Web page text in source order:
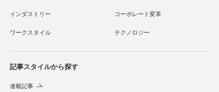
インダストリー コーポレート変革
ワークスタイル テクノロジー
記事スタイルから探す
連載記事